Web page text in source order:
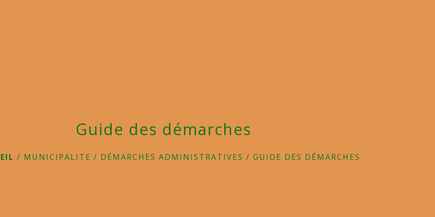
Guide des démarches
/ MUNICIPALITE / DÉMARCHES ADMINISTRATIVES / GUIDE DES DÉMARCHES